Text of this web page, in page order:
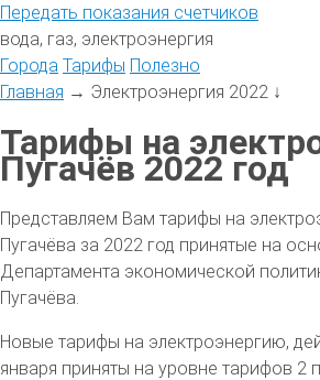
Передать показания счетчиков
вода, газ, электроэнергия
Города Тарифы Полезно
Главная → Электроэнергия 2022 ↓
Тарифы на
Пугачёв 2022 год
Представляем Вам тарифы на
Пугачёва за 2022 год принятые на
Департамента экономической
Пугачёва.
Новые тарифы на электроэнергию,
января приняты на уровне тарифов 2